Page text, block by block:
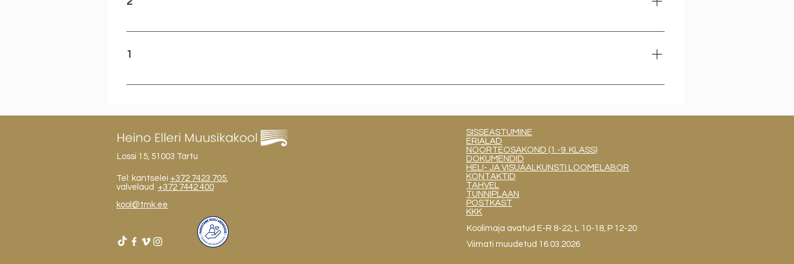
Kõik eriala osaoskused on nõrgalt esitatud.
1
Esitus on puudulik.
Lossi 15, 51003 Tartu
Tel: kantselei +372 7423 705,
valvelaud +372 7442 400
kool@tmk.ee
SISSEASTUMINE
ERIALAD
NOORTEOSAKOND (1.-9. KLASS)
DOKUMENDID
HELI- JA VISUAALKUNSTI LOOMELABOR
KONTAKTID
TAHVEL
TUNNIPLAAN
POSTKAST
KKK
Koolimaja avatud E-R 8-22, L 10-18, P 12-20
Viimati muudetud 16.03.2026